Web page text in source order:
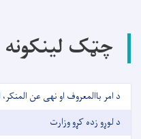
چټک لینکونه
د امر باالمعروف او نهی عن
د لوړو زده کړو وزارت